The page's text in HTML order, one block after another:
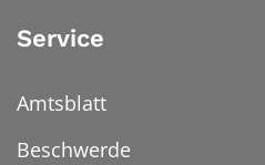
Service
Amtsblatt
Beschwerde